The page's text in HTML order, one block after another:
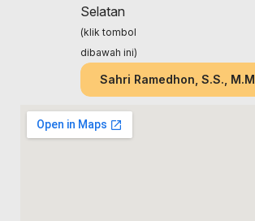
Selatan
(klik tombol
dibawah ini)
Sahri Ramedhon, S.S., M.M